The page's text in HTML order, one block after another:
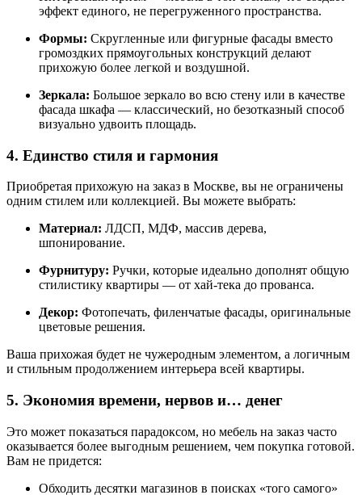
эффект единого, не перегруженного пространства.
Формы: Скругленные или фигурные фасады вместо
громоздких прямоугольных конструкций делают
прихожую более легкой и воздушной.
Зеркала: Большое зеркало во всю стену или в качестве
фасада шкафа — классический, но безотказный способ
визуально удвоить площадь.
4. Единство стиля и гармония
Приобретая прихожую на заказ в Москве, вы не ограничены
одним стилем или коллекцией. Вы можете выбрать:
Материал: ЛДСП, МДФ, массив дерева,
шпонирование.
Фурнитуру: Ручки, которые идеально дополнят общую
стилистику квартиры — от хай-тека до прованса.
Декор: Фотопечать, филенчатые фасады, оригинальные
цветовые решения.
Ваша прихожая будет не чужеродным элементом, а логичным
и стильным продолжением интерьера всей квартиры.
5. Экономия времени, нервов и… денег
Это может показаться парадоксом, но мебель на заказ часто
оказывается более выгодным решением, чем покупка готовой.
Вам не придется:
Обходить десятки магазинов в поисках «того самого»